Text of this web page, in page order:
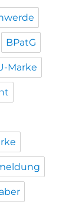
BPatG
Marke